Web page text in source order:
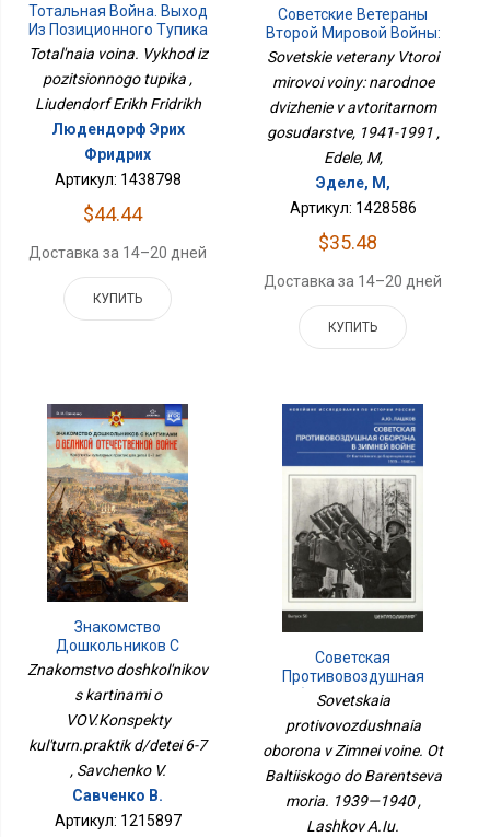
Тотальная Война. Выход
Из Позиционного Тупика
Total'naia voina. Vykhod iz
pozitsionnogo tupika ,
Liudendorf Erikh Fridrikh
Людендорф Эрих
Фридрих
Артикул: 1438798
$44.44
Доставка за 14–20 дней
КУПИТЬ
Советские Ветераны
Второй Мировой Войны:
Народное Движение В
Авторитарном
Государстве, 1941-1991
Sovetskie veterany Vtoroi
mirovoi voiny: narodnoe
dvizhenie v avtoritarnom
gosudarstve, 1941-1991 ,
Edele, M,
Эделе, М,
Артикул: 1428586
$35.48
Доставка за 14–20 дней
КУПИТЬ
Знакомство
Дошкольников С
Картинами О
Культурн.практик Д/
Детей 6-7
Znakomstvo doshkol'nikov
s kartinami o
VOV.Konspekty
kul'turn.praktik d/detei 6-7
, Savchenko V.
Савченко В.
Артикул: 1215897
Советская
Противовоздушная
Оборона В Зимней
До Баренцева Моря.
1939—1940
Sovetskaia
protivovozdushnaia
oborona v Zimnei voine. Ot
Baltiiskogo do Barentseva
moria. 1939—1940 ,
Lashkov A.Iu.